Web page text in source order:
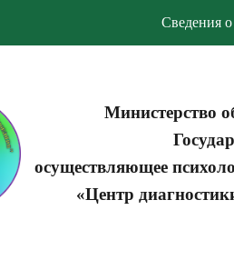
Сведения
Министерство
осуществляющее
«Центр